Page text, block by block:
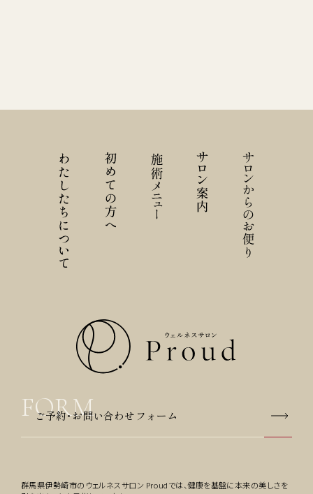
ご予約・お問い合わせフォーム
群馬県伊勢崎市のウェルネスサロン Proudでは、健康を基盤に本来の美しさを